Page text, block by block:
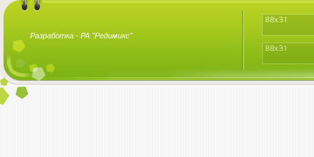
Разработка - РА "Редимикс"